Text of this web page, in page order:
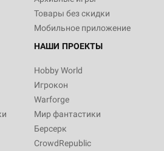
Товары без скидки
Мобильное приложение
НАШИ ПРОЕКТЫ
Hobby World
Игрокон
Warforge
Мир фантастики
Берсерк
CrowdRepublic